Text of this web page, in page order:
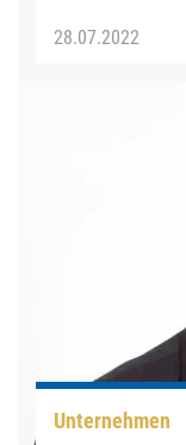
28.07.2022
Unternehmen